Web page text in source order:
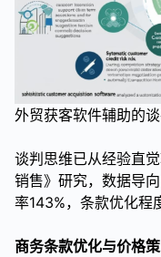
外贸获客软件辅助的
谈判思维已从经验直
销售》研究，数据导
率143%，条款优化程
商务条款优化与价格策